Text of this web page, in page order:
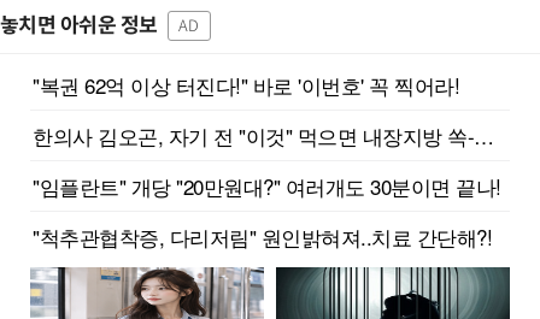
놓치면 아쉬운 정보 AD